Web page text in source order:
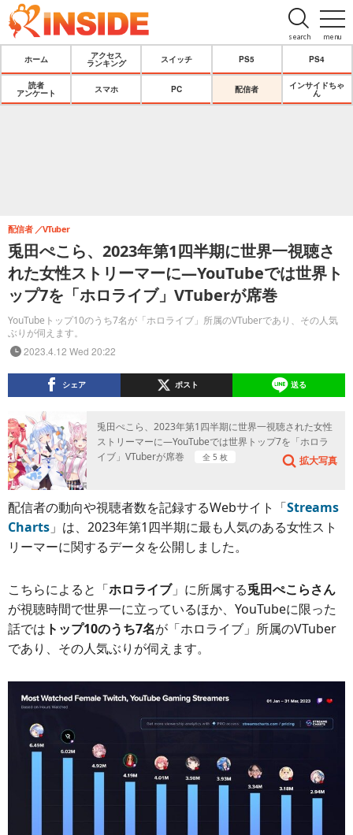
menu
search
ホーム
アクセス
ランキング
スイッチ PS5 PS4
読者
アンケート
スマホ PC 配信者
インサイドちゃ
ん
兎田ぺこら、2023年第1四半期に世界一視聴さ
れた女性ストリーマーに―YouTubeでは世界ト
ップ7を「ホロライブ」VTuberが席巻
YouTubeトップ10のうち7名が「ホロライブ」所属のVTuberであり、その人気
ぶりが伺えます。
配信者 VTuber
2023.4.12 Wed 20:22
シェア ポスト 送る
兎田ぺこら、2023年第1四半期に世界一視聴された女性
ストリーマーに―YouTubeでは世界トップ7を「ホロラ
イブ」VTuberが席巻
全 5 枚 拡大写真
配信者の動向や視聴者数を記録するWebサイト「Streams
Charts 」は、2023年第1四半期に最も人気のある女性スト
リーマーに関するデータを公開しました。
こちらによると「ホロライブ」に所属する兎田ぺこらさん
が視聴時間で世界一に立っているほか、YouTubeに限った
話では トップ10のうち7名が「ホロライブ」所属のVTuber
であり、その人気ぶりが伺えます。